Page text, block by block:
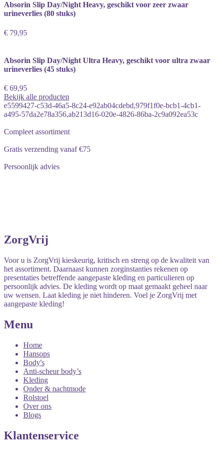
Absorin Slip Day/Night Heavy, geschikt voor zeer zwaar
urineverlies (80 stuks)
€ 79,95
Absorin Slip Day/Night Ultra Heavy, geschikt voor ultra zwaar
urineverlies (45 stuks)
€ 69,95
Bekijk alle producten
e5599427-c53d-46a5-8c24-e92ab04cdebd,979f1f0e-bcb1-4cb1-
a495-57da2e78a356,ab213d16-020e-4826-86ba-2c9a092ea53c
Compleet assortiment
Gratis verzending vanaf €75
Persoonlijk advies
ZorgVrij
Voor u is ZorgVrij kieskeurig, kritisch en streng op de kwaliteit van
het assortiment. Daarnaast kunnen zorginstanties rekenen op
presentaties betreffende aangepaste kleding en particulieren op
persoonlijk advies. De kleding wordt op maat gemaakt geheel naar
uw wensen. Laat kleding je niet hinderen. Voel je ZorgVrij met
aangepaste kleding!
Menu
Home
Hansops
Body's
Anti-scheur body’s
Kleding
Onder & nachtmode
Rolstoel
Over ons
Blogs
Klantenservice